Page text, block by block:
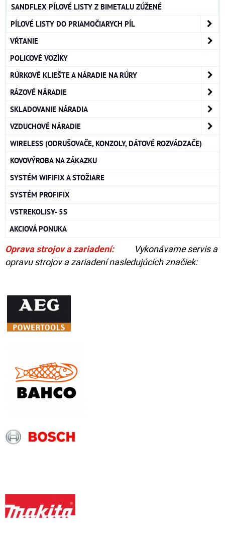
SANDFLEX PÍLOVÉ LISTY Z BIMETALU ZÚŽENÉ
PÍLOVÉ LISTY DO PRIAMOČIARYCH PÍL
VŔTANIE
POLICOVÉ VOZÍKY
RÚRKOVÉ KLIEŠTE A NÁRADIE NA RÚRY
RÁZOVÉ NÁRADIE
SKLADOVANIE NÁRADIA
VZDUCHOVÉ NÁRADIE
WIRELESS (ODRUŠOVAČE, KONZOLY, DÁTOVÉ ROZVÁDZAČE)
KOVOVÝROBA NA ZÁKAZKU
SYSTÉM WIFIFIX A STOŽIARE
SYSTÉM PROFIFIX
VSTREKOLISY- 5S
AKCIOVÁ PONUKA
Oprava strojov a zariadení:
Vykonávame servis a
opravu strojov a zariadení nasledujúcich značiek: